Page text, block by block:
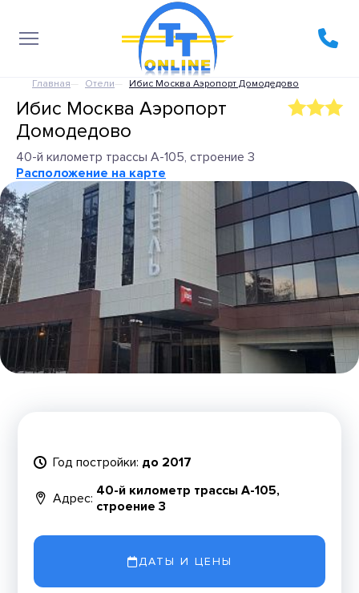
Главная Отели Ибис Москва Аэропорт Домодедово
Ибис Москва Аэропорт
Домодедово
40-й километр трассы А-105, строение 3
Расположение на карте
Год постройки: до 2017
Адрес: 40-й километр трассы А-105,
строение 3
ДАТЫ И ЦЕНЫ